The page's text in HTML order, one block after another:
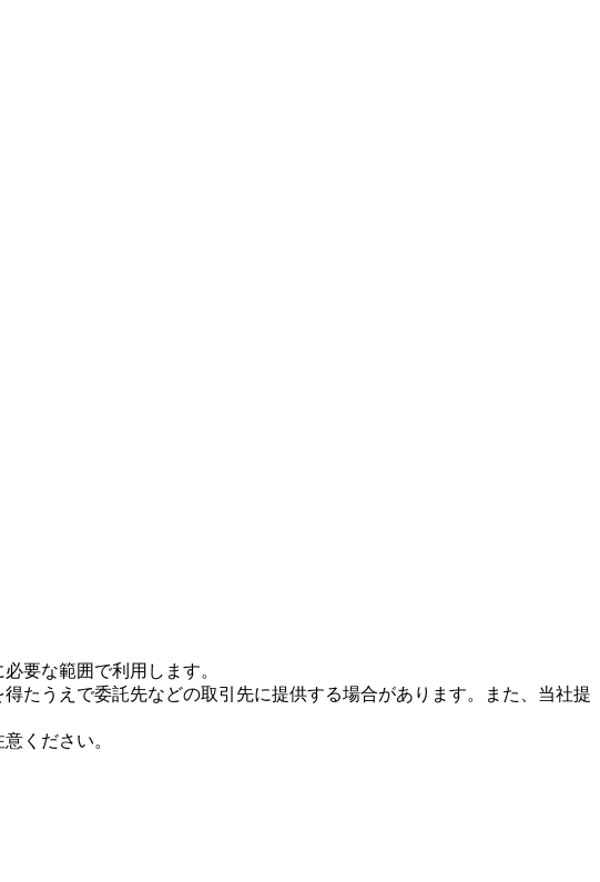
要な範囲で利用します。
たうえで委託先などの取引先に提供する場合があります。また、当社提
ください。